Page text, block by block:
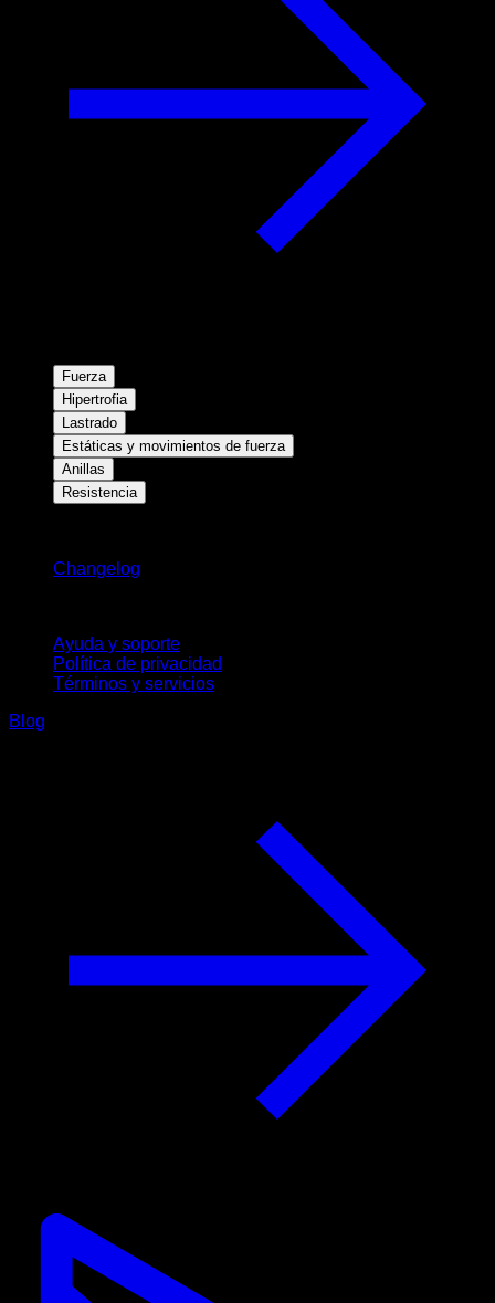
Fuerza
Hipertrofia
Lastrado
Estáticas y movimientos de fuerza
Anillas
Resistencia
Changelog
Ayuda y soporte
Política de privacidad
Términos y servicios
Blog